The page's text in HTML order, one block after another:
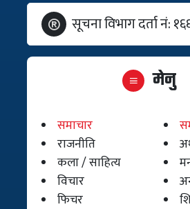
सूचना विभाग दर्ता नं:
मेनु
समाचार
राजनीति
कला / साहित्य
विचार
फिचर